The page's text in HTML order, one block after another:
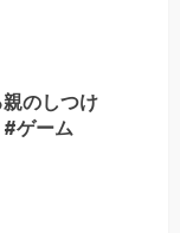
のしつけ
ゲーム